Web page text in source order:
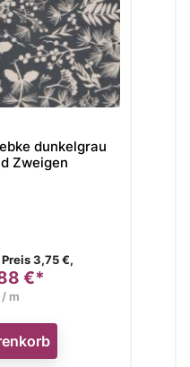
dunkelgrau
Zweigen
3,75 €,
€*
m